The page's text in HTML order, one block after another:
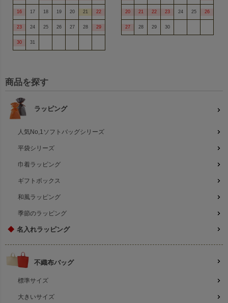
16 17 18 19 20 21 22
23 24 25 26 27 28 29
30 31
20 21 22 23 24 25 26
27 28 29 30
商品を探す
ラッピング
人気No,1ソフトバッグシリーズ
平袋シリーズ
巾着ラッピング
ギフトボックス
和風ラッピング
季節のラッピング
◆ 名入れラッピング
不織布バッグ
標準サイズ
大きいサイズ